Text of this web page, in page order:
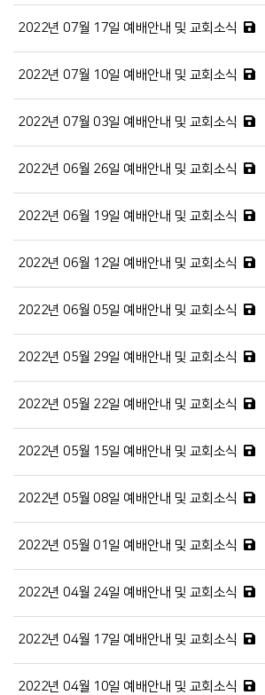
2022년 07월 17일 예배안내 및 교회소식
2022년 07월 10일 예배안내 및 교회소식
2022년 07월 03일 예배안내 및 교회소식
2022년 06월 26일 예배안내 및 교회소식
2022년 06월 19일 예배안내 및 교회소식
2022년 06월 12일 예배안내 및 교회소식
2022년 06월 05일 예배안내 및 교회소식
2022년 05월 29일 예배안내 및 교회소식
2022년 05월 22일 예배안내 및 교회소식
2022년 05월 15일 예배안내 및 교회소식
2022년 05월 08일 예배안내 및 교회소식
2022년 05월 01일 예배안내 및 교회소식
2022년 04월 24일 예배안내 및 교회소식
2022년 04월 17일 예배안내 및 교회소식
2022년 04월 10일 예배안내 및 교회소식